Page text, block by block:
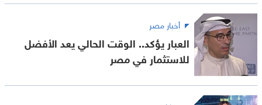
أخبار مصر
العبار يؤكد.. الوقت الحالي يعد الأفضل
للاستثمار في مصر